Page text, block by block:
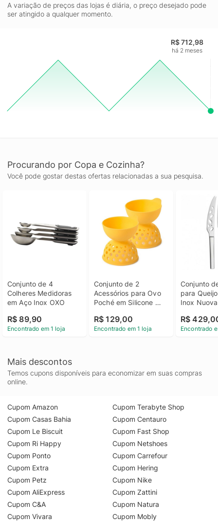
A variação de preços das lojas é diária, o preço desejado pode
ser atingido a qualquer momento.
R$ 712,98
há 2 meses
Procurando por Copa e Cozinha?
Você pode gostar destas ofertas relacionadas a sua pesquisa.
Conjunto de 4
Colheres Medidoras
em Aço Inox OXO
R$ 89,90
Encontrado em 1 loja
Conjunto de 2
Acessórios para Ovo
Poché em Silicone
R$ 129,00
Encontrado em 1 loja
Conjunto
para
Inox
R$
Encontrado
Mais descontos
Temos cupons disponíveis para economizar em suas compras
online.
Cupom Amazon
Cupom Casas Bahia
Cupom Le Biscuit
Cupom Ri Happy
Cupom Ponto
Cupom Extra
Cupom Petz
Cupom AliExpress
Cupom C&A
Cupom Vivara
Cupom Terabyte Shop
Cupom Centauro
Cupom Fast Shop
Cupom Netshoes
Cupom Carrefour
Cupom Hering
Cupom Nike
Cupom Zattini
Cupom Natura
Cupom Mobly